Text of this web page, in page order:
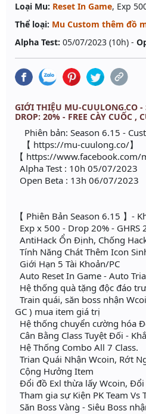
Loại Mu: Reset In Game, Exp
Thể loại: Mu Custom thêm đồ
Alpha Test: 05/07/2023 (10h) -
GIỚI THIỆU MU-CUULONG.CO -
DROP: 20% - FREE CÀY CUỐC ,
Phiên bản: Season 6.15 -
【 https://mu-cuulong.co/】
【 https://www.facebook.com/
Alpha Test : 10h 05/07/2023
Open Beta : 13h 06/07/2023
【 Phiên Bản Season 6.15 】-
Exp x 500 - Drop 20% - GHRS
AntiHack Ổn Định, Chống
Tính Năng Chát Thêm Icon
Giới Hạn 5 Tài Khoản/PC
Auto Reset In Game - Auto
Hệ thống quà tặng độc đáo
Train quái, săn boss nhận
GC ) mua item giá trị
Hệ thống chuyển cường hóa
Cân Bằng Class Tuyệt Đối -
Hệ Thống Combo All 7 Class.
Trian Quái Nhận Wcoin, Rớt
Cộng Hưởng Item
Đổi đồ Exl thừa lấy Wcoin,
Tham gia sự Kiện PK Team Vs
Săn Boss Vàng - Siêu Boss